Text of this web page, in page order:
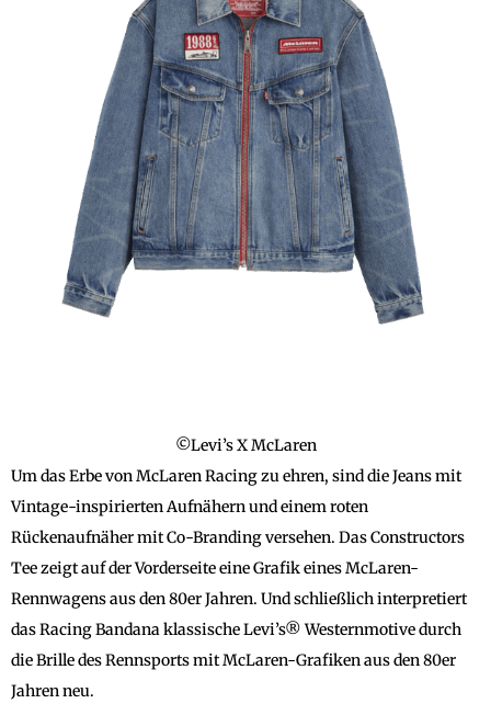
©Levi’s X McLaren
Um das Erbe von McLaren Racing zu ehren, sind die Jeans mit
Vintage-inspirierten Aufnähern und einem roten
Rückenaufnäher mit Co-Branding versehen. Das Constructors
Tee zeigt auf der Vorderseite eine Grafik eines McLaren-
Rennwagens aus den 80er Jahren. Und schließlich interpretiert
das Racing Bandana klassische Levi’s® Westernmotive durch
die Brille des Rennsports mit McLaren-Grafiken aus den 80er
Jahren neu.